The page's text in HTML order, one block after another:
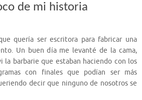
de mi historia
quería ser escritora para fabricar una
Un buen día me levanté de la cama,
barbarie que estaban haciendo con los
con finales que podían ser más
decir que ninguno de nosotros se